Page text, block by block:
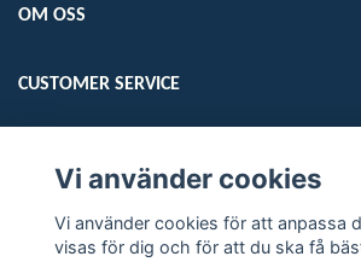
OM OSS
CUSTOMER SERVICE
Sociala medier
Vi använder cookies
Vi använder cookies för att anpassa
visas för dig och för att du ska få